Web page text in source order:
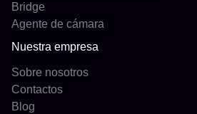
Bridge
Agente de cámara
Nuestra empresa
Sobre nosotros
Contactos
Blog